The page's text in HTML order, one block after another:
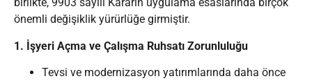
önemli değişiklik yürürlüğe girmiştir.
1. İşyeri Açma ve Çalışma Ruhsatı Zorunluluğu
Tevsi ve modernizasyon yatırımlarında daha önce